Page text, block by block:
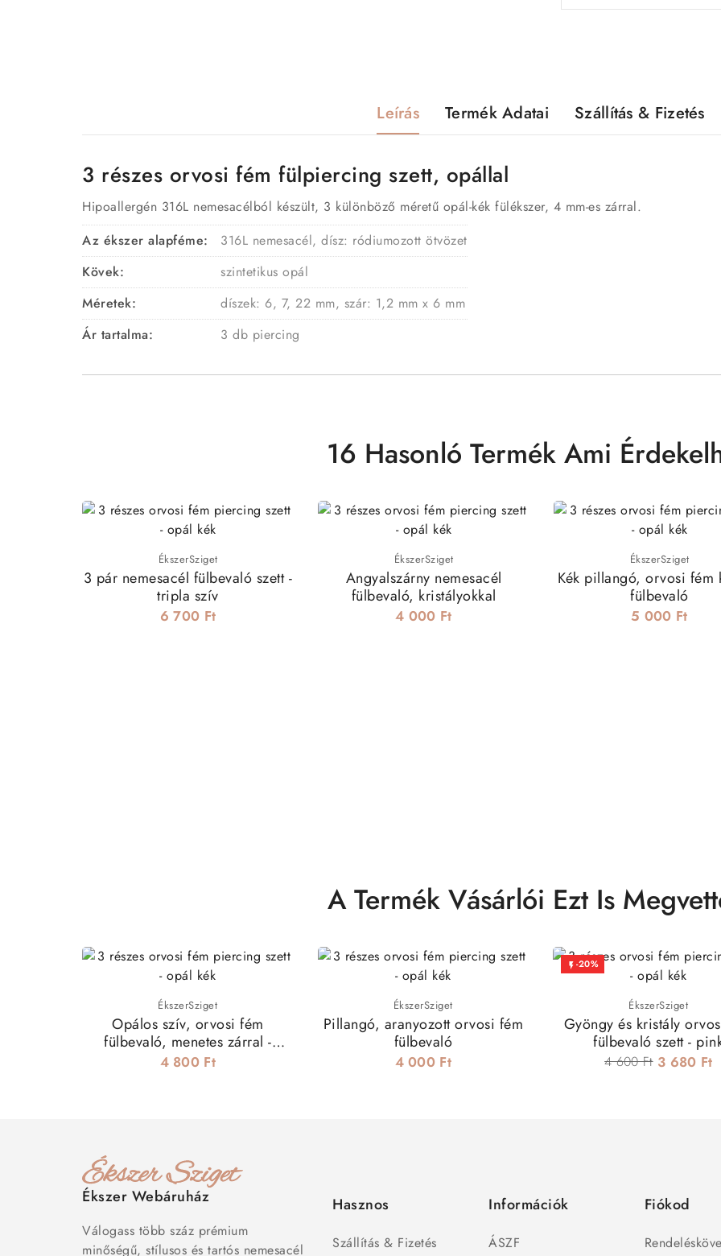
Leírás Termék Adatai Szállítás & Fizetés
3 részes orvosi fém fülpiercing szett, opállal
Hipoallergén 316L nemesacélból készült, 3 különböző méretű opál-kék fülékszer, 4 mm-es zárral.
Az ékszer alapféme:
316L nemesacél, dísz: ródiumozott ötvözet
Kövek:
szintetikus opál
Méretek:
díszek: 6, 7, 22 mm, szár: 1,2 mm x 6 mm
Ár tartalma:
3 db piercing
16 Hasonló Termék Ami
ÉkszerSziget
3 pár nemesacél fülbevaló szett -
tripla szív
6 700 Ft
ÉkszerSziget
Angyalszárny nemesacél
fülbevaló, kristályokkal
4 000 Ft
ÉkszerSziget
Kék pillangó, orvosi fém
fülbevaló
5 000 Ft
A Termék Vásárlói Ezt Is
ÉkszerSziget
Opálos szív, orvosi fém
fülbevaló, menetes zárral -
gyöngyház
4 800 Ft
ÉkszerSziget
Pillangó, aranyozott orvosi fém
fülbevaló
4 000 Ft
 -20%
ÉkszerSziget
Gyöngy és kristály
fülbevaló szett -
4 600 Ft 3 680 Ft
Ékszer Webáruház
Válogass több száz prémium
minőségű, stílusos és tartós nemesacél
Hasznos
Szállítás & Fizetés
Információk
ÁSZF
Fiókod